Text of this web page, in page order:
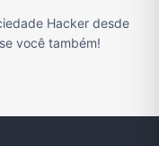
Hacker desde
você também!